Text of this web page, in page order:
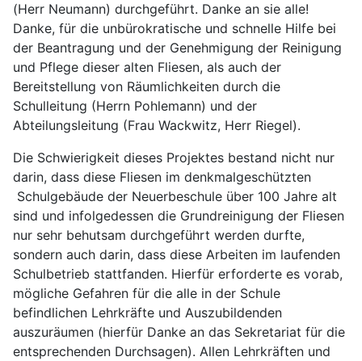
(Herr Neumann) durchgeführt. Danke an sie alle!
Danke, für die unbürokratische und schnelle Hilfe bei
der Beantragung und der Genehmigung der Reinigung
und Pflege dieser alten Fliesen, als auch der
Bereitstellung von Räumlichkeiten durch die
Schulleitung (Herrn Pohlemann) und der
Abteilungsleitung (Frau Wackwitz, Herr Riegel).
Die Schwierigkeit dieses Projektes bestand nicht nur
darin, dass diese Fliesen im denkmalgeschützten
Schulgebäude der Neuerbeschule über 100 Jahre alt
sind und infolgedessen die Grundreinigung der Fliesen
nur sehr behutsam durchgeführt werden durfte,
sondern auch darin, dass diese Arbeiten im laufenden
Schulbetrieb stattfanden. Hierfür erforderte es vorab,
mögliche Gefahren für die alle in der Schule
befindlichen Lehrkräfte und Auszubildenden
auszuräumen (hierfür Danke an das Sekretariat für die
entsprechenden Durchsagen). Allen Lehrkräften und